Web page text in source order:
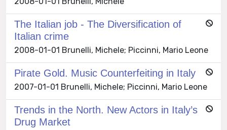
The Italian job - The Diversification of
Italian crime
2008-01-01 Brunelli, Michele; Piccinni, Mario Leone
Pirate Gold. Music Counterfeiting in Italy
2007-01-01 Brunelli, Michele; Piccinni, Mario Leone
Trends in the North. New Actors in Italy’s
Drug Market